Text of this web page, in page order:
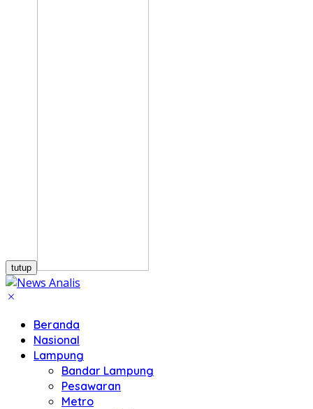
tutup
Beranda
Nasional
Lampung
Bandar Lampung
Pesawaran
Metro